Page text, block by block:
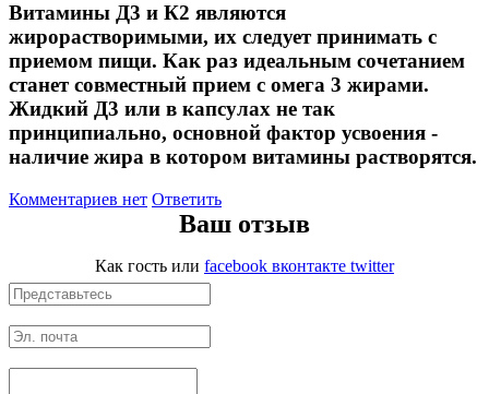
Зрение
Иммунитет
Коэнзим Q10
Лецитин
Сердце и Сосуды
Омега жиры
Витамины Д3 и К2 являются
жирорастворимыми, их следует принимать с
приемом пищи. Как раз идеальным сочетанием
станет совместный прием с омега 3 жирами.
Жидкий Д3 или в капсулах не так
принципиально, основной фактор усвоения -
наличие жира в котором витамины растворятся.
Комментариев нет Ответить
Ваш отзыв
Как гость или facebook вконтакте twitter